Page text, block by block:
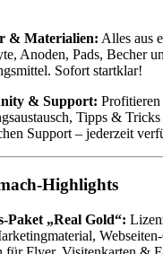
& Materialien: Alles aus
Anoden, Pads, Becher
Sofort startklar!
& Support: Profitieren
Tipps & Tricks
Support – jederzeit
Highlights
Paket „Real Gold“: